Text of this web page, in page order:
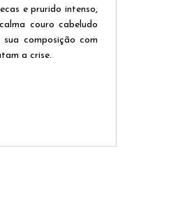
e prurido intenso,
couro cabeludo
composição com
a crise.